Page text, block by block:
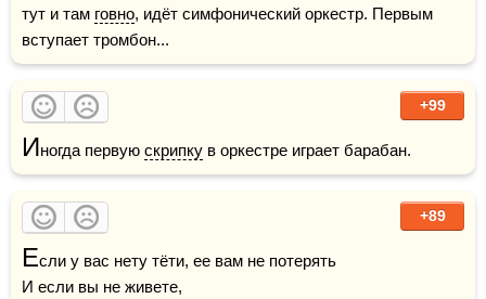
тут и там говно, идёт симфонический оркестр. Первым
вступает тромбон...
+99
Иногда первую скрипку в оркестре играет барабан.
+89
Если у вас нету тёти, ее вам не потерять
И если вы не живете,